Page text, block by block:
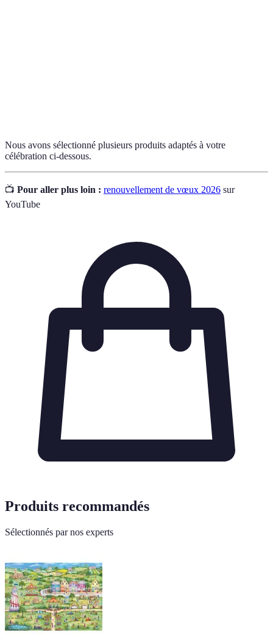
Nous avons sélectionné plusieurs produits adaptés à votre
célébration ci-dessous.
📺 Pour aller plus loin : renouvellement de vœux 2026 sur
YouTube
Produits recommandés
Sélectionnés par nos experts